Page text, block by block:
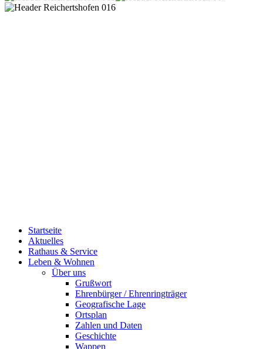
Startseite
Aktuelles
Rathaus & Service
Leben & Wohnen
Über uns
Grußwort
Ehrenbürger / Ehrenringträger
Geografische Lage
Ortsplan
Zahlen und Daten
Geschichte
Wappen